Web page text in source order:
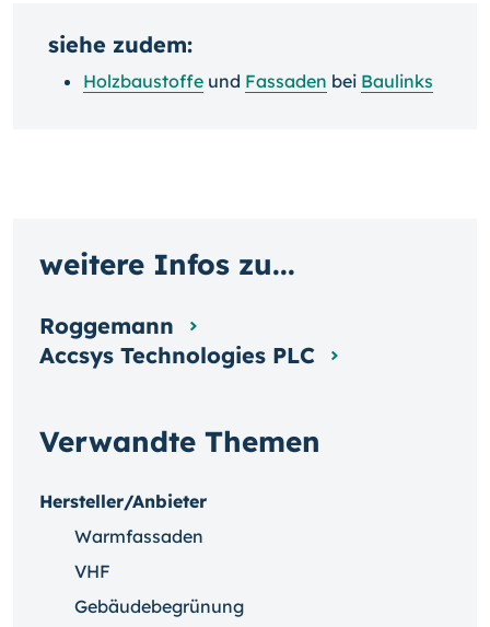
siehe zudem:
Holzbaustoffe und Fassaden bei Baulinks
Verwandte Themen
Hersteller/Anbieter
Warmfassaden
VHF
Gebäudebegrünung
weitere Infos zu...
Roggemann
Accsys Technologies PLC